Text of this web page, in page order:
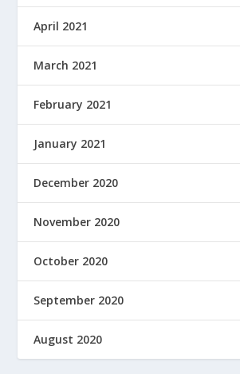
April 2021
March 2021
February 2021
January 2021
December 2020
November 2020
October 2020
September 2020
August 2020